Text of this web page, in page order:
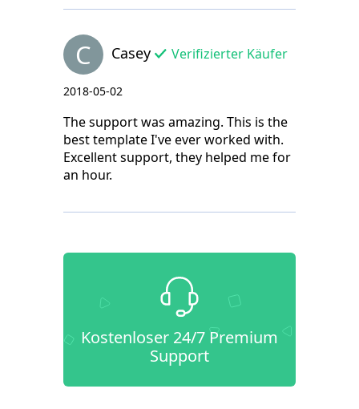
C Casey Verifizierter Käufer
2018-05-02
The support was amazing. This is the
best template I've ever worked with.
Excellent support, they helped me for
an hour.
Kostenloser 24/7 Premium
Support